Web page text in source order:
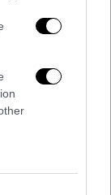
24
κέτσαπ
ναυτικά
Μπολιβάρ